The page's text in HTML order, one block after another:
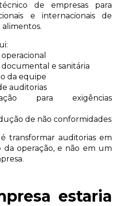
de empresas para
e internacionais de
e sanitária
da equipe
auditorias
para exigências
de não conformidades
transformar auditorias em
da operação, e não em um
estaria